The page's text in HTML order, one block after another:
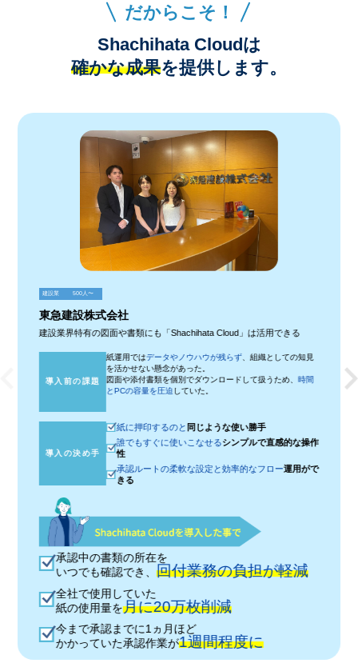
だからこそ！
Shachihata Cloudは
確かな成果を提供します。
建設業 500人〜
東急建設株式会社
建設業界特有の図面や書類にも「Shachihata Cloud」は活用できる
導入前の課題
紙運用ではデータやノウハウが残らず 、組織としての知見
を活かせない懸念があった。
図面や添付書類を個別でダウンロードして扱うため、時間
とPCの容量を圧迫していた。
導入の決め手
紙に押印するのと 同じような使い勝手
誰でもすぐに使いこなせるシンプルで直感的な操作
性
承認ルートの柔軟な設定と効率的なフロー運用がで
きる
承認中の書類の所在を
いつでも確認でき、回付業務の負担が軽減
全社で使用していた
紙の使用量を月に20万枚削減
今まで承認までに1ヵ月ほど
かかっていた承認作業が1週間程度に